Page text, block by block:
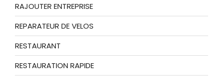
RAJOUTER ENTREPRISE
REPARATEUR DE VELOS
RESTAURANT
RESTAURATION RAPIDE